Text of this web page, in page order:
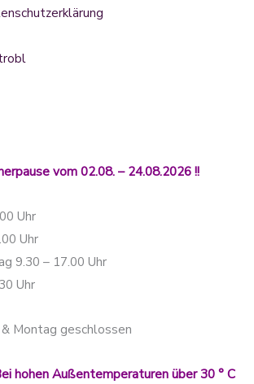
vom 02.08. – 24.08.2026 !!
Uhr
Uhr
9.30 – 17.00 Uhr
Uhr
Montag geschlossen
hohen Außentemperaturen über 30 ° C